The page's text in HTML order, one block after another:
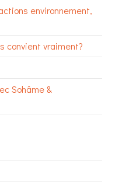
environnement,
convient vraiment?
Sohâme &